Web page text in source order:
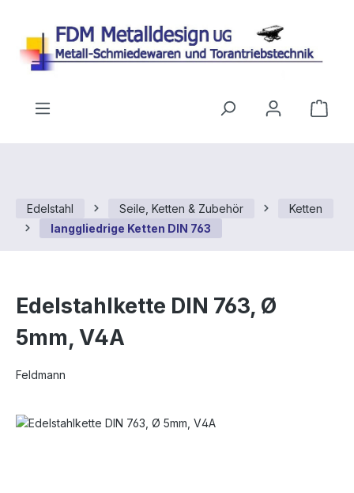
Edelstahl Seile, Ketten & Zubehör
Ketten
langgliedrige Ketten DIN 763
Edelstahlkette DIN 763, Ø
5mm, V4A
Feldmann
Bildergalerie überspringen